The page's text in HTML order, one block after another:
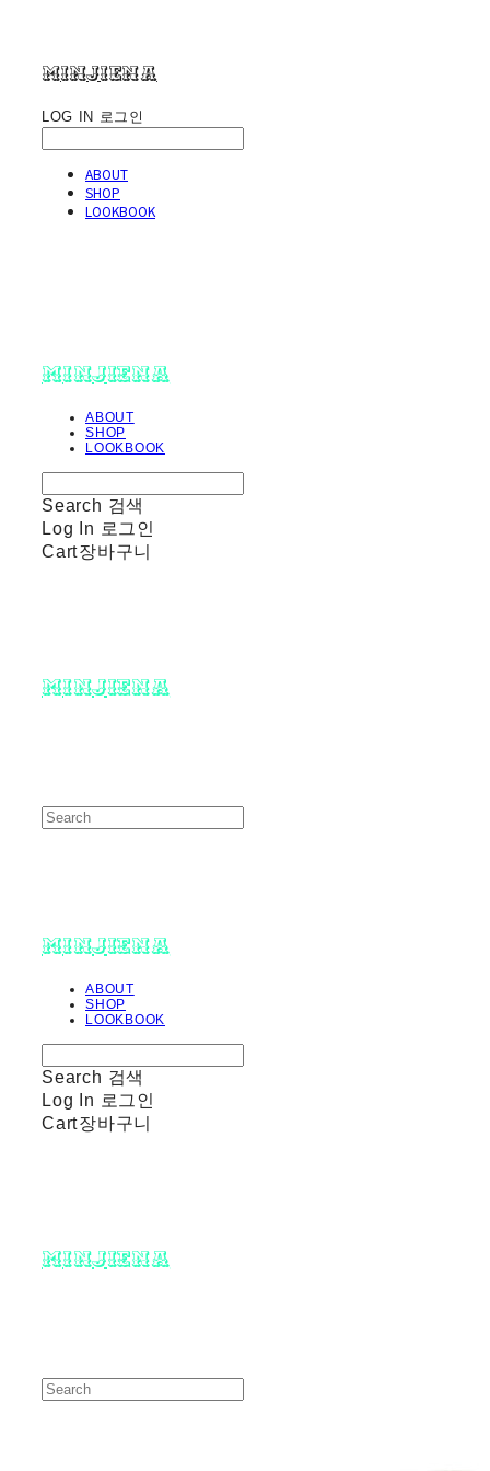
minjiena
LOG IN 로그인
ABOUT
SHOP
LOOKBOOK
minjiena
ABOUT
SHOP
LOOKBOOK
Search 검색
Log In 로그인
Cart장바구니
minjiena
minjiena
ABOUT
SHOP
LOOKBOOK
Search 검색
Log In 로그인
Cart장바구니
minjiena